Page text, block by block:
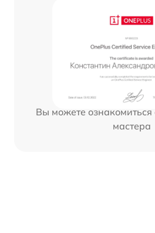
Вы можете ознакомиться
мастера